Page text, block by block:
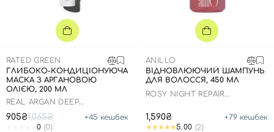
RATED GREEN
ГЛИБОКО-КОНДИЦІОНУЮЧА
МАСКА З АРГАНОВОЮ
ОЛІЄЮ, 200 МЛ
REAL ARGAN DEEP
905₴1,065₴ +45 кешбек
0 (0)
ANILLO
ВІДНОВЛЮЮЧИЙ ШАМПУНЬ
ДЛЯ ВОЛОССЯ, 450 МЛ
ROSY NIGHT REPAIR
1,590₴ +79 кешбек
5.00 (2)
Вхід Реєстрація